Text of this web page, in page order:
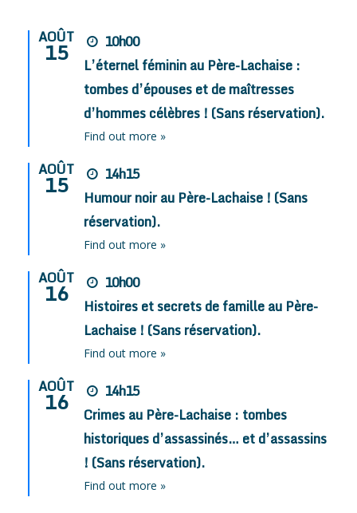
AOÛT
15
10h00
L’éternel féminin au Père-Lachaise :
tombes d’épouses et de maîtresses
d’hommes célèbres ! (Sans réservation).
Find out more »
AOÛT
15
14h15
Humour noir au Père-Lachaise ! (Sans
réservation).
Find out more »
AOÛT
16
10h00
Histoires et secrets de famille au Père-
Lachaise ! (Sans réservation).
Find out more »
AOÛT
16
14h15
Crimes au Père-Lachaise : tombes
historiques d’assassinés… et d’assassins
! (Sans réservation).
Find out more »